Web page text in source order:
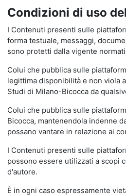
Condizioni di uso
I Contenuti presenti sulle
forma testuale, messaggi,
sono protetti dalla vigente
Colui che pubblica sulle
legittima disponibilità e non viola
Studi di Milano-Bicocca da
Colui che pubblica sulle
Bicocca, mantenendola indenne
possano vantare in relazione ai
I Contenuti presenti sulle
possono essere utilizzati a scopi
d'autore.
È in ogni caso espressamente